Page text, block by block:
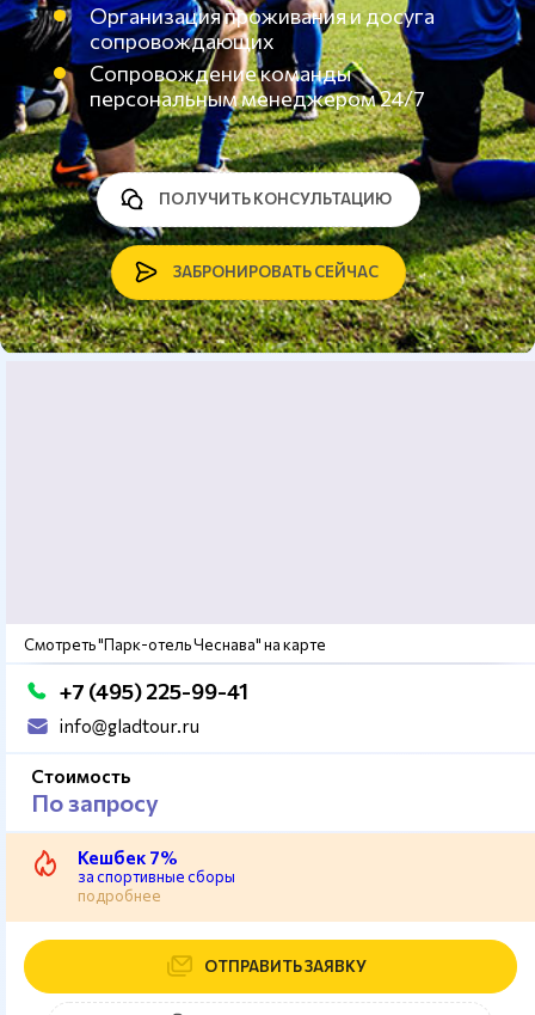
Организация проживания и досуга
сопровождающих
Сопровождение команды
персональным менеджером 24/7
ЗАБРОНИРОВАТЬ СЕЙЧАС
ПОЛУЧИТЬ КОНСУЛЬТАЦИЮ
Смотреть "Парк-отель Чеснава" на карте
+7 (495) 225-99-41
info@gladtour.ru
Стоимость
По запросу
Кешбек 7%
за спортивные сборы
подробнее
ОТПРАВИТЬ ЗАЯВКУ